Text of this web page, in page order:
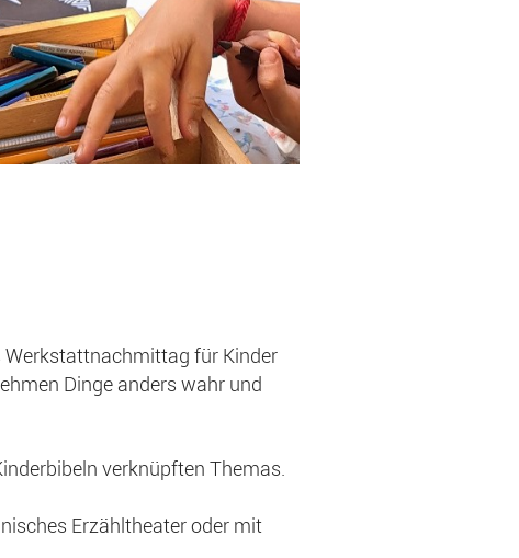
Werkstattnachmittag für Kinder
Dinge anders wahr und
verknüpften Themas.
Erzähltheater oder mit